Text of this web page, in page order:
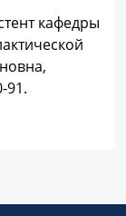
кафедры
91.